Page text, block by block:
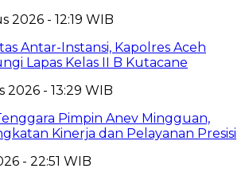
2026 - 12:19 WIB
Antar-Instansi, Kapolres Aceh
Lapas Kelas II B Kutacane
2026 - 13:29 WIB
Pimpin Anev Mingguan,
Kinerja dan Pelayanan Presisi
- 22:51 WIB